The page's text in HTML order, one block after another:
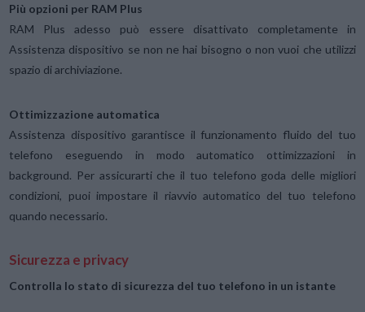
Più opzioni per RAM Plus
RAM Plus adesso può essere disattivato completamente in
Assistenza dispositivo se non ne hai bisogno o non vuoi che utilizzi
spazio di archiviazione.
Ottimizzazione automatica
Assistenza dispositivo garantisce il funzionamento fluido del tuo
telefono eseguendo in modo automatico ottimizzazioni in
background. Per assicurarti che il tuo telefono goda delle migliori
condizioni, puoi impostare il riavvio automatico del tuo telefono
quando necessario.
Sicurezza e privacy
Controlla lo stato di sicurezza del tuo telefono in un istante